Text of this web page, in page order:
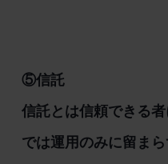
⑤信託
信託とは信頼できる
では運用のみに留ま